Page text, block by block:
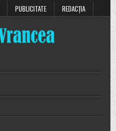
PUBLICITATE REDACȚIA